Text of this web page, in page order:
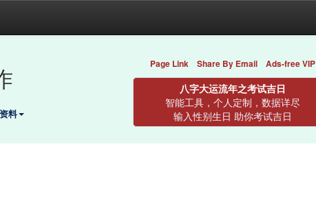
料
Page Link Share By Email Ads-free VIP
八字大运流年之考试吉日
智能工具，个人定制，数据详尽
输入性别生日 助你考试吉日